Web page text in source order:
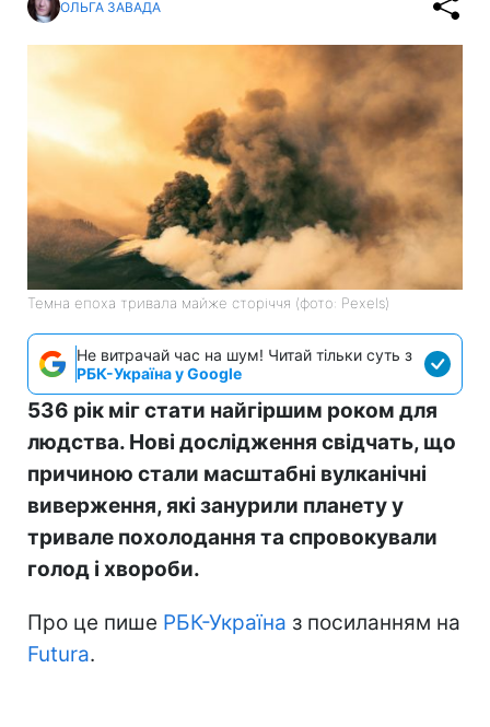
ОЛЬГА ЗАВАДА
Темна епоха тривала майже сторіччя (фото: Pexels)
Не витрачай час на шум! Читай тільки суть з
РБК-Україна у Google
536 рік міг стати найгіршим роком для
людства. Нові дослідження свідчать, що
причиною стали масштабні вулканічні
виверження, які занурили планету у
тривале похолодання та спровокували
голод і хвороби.
Про це пише РБК-Україна з посиланням на
Futura.